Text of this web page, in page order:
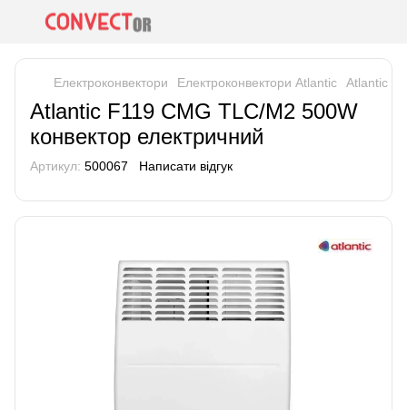
Електроконвектори Електроконвектори Atlantic Atlantic
Atlantic F119 CMG TLC/M2 500W
конвектор електричний
Артикул: 500067 Написати відгук